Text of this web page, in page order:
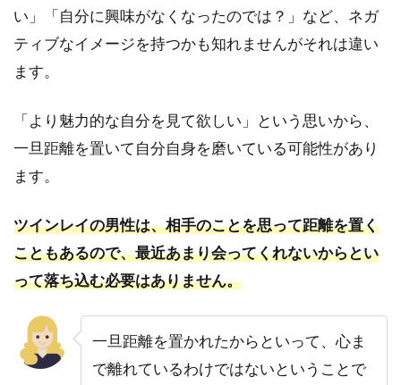
の
思
い
が
れ
動
く5
つ
ア
ル
心
4.1
【メ
い」「自分に興味がなくなったのでは？」など、ネガ
ティブなイメージを持つかも知れませんがそれは違い
ます。
「より魅力的な自分を見て欲しい」という思いから、
一旦距離を置いて自分自身を磨いている可能性があり
ます。
ツインレイの男性は、相手のことを思って距離を置く
こともあるので、最近あまり会ってくれないからとい
って落ち込む必要はありません。
一旦距離を置かれたからといって、心ま
で離れているわけではないということで